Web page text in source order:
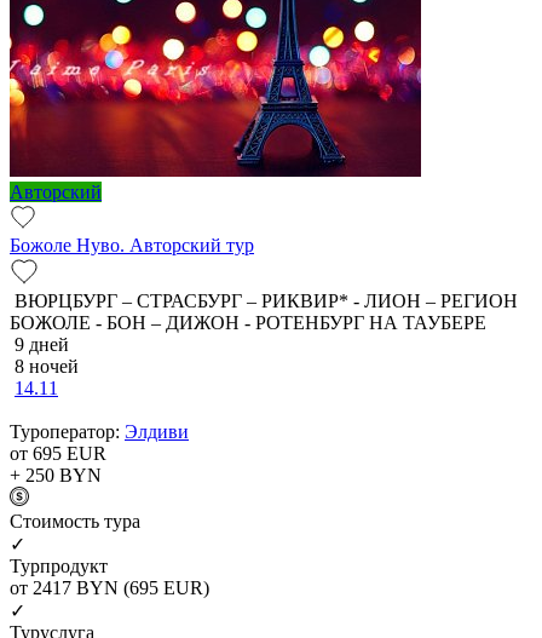
Авторский
Божоле Нуво. Авторский тур
ВЮРЦБУРГ – СТРАСБУРГ – РИКВИР* - ЛИОН – РЕГИОН
БОЖОЛЕ - БОН – ДИЖОН - РОТЕНБУРГ НА ТАУБЕРЕ
9 дней
8 ночей
14.11
Туроператор: Элдиви
от 695 EUR
+ 250 BYN
Cтоимость тура
✓
Турпродукт
от 2417 BYN (695 EUR)
✓
Туруслуга